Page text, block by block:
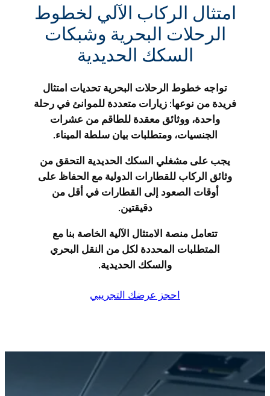
امتثال الركاب الآلي لخطوط
الرحلات البحرية وشبكات
السكك الحديدية
تواجه خطوط الرحلات البحرية تحديات امتثال
فريدة من نوعها: زيارات متعددة للموانئ في رحلة
واحدة، ووثائق معقدة للطاقم من عشرات
الجنسيات، ومتطلبات بيان سلطة الميناء.
يجب على مشغلي السكك الحديدية التحقق من
وثائق الركاب للقطارات الدولية مع الحفاظ على
أوقات الصعود إلى القطارات في أقل من
دقيقتين.
تتعامل منصة الامتثال الآلية الخاصة بنا مع
المتطلبات المحددة لكل من النقل البحري
والسكك الحديدية.
احجز عرضك التجريبي